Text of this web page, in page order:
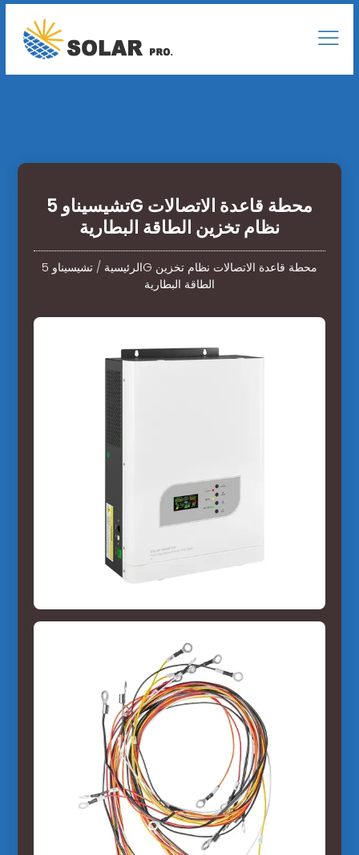
تشيسيناو 5G محطة قاعدة الاتصالات
نظام تخزين الطاقة البطارية
الرئيسية /
تشيسيناو 5G محطة قاعدة الاتصالات نظام تخزين
الطاقة البطارية